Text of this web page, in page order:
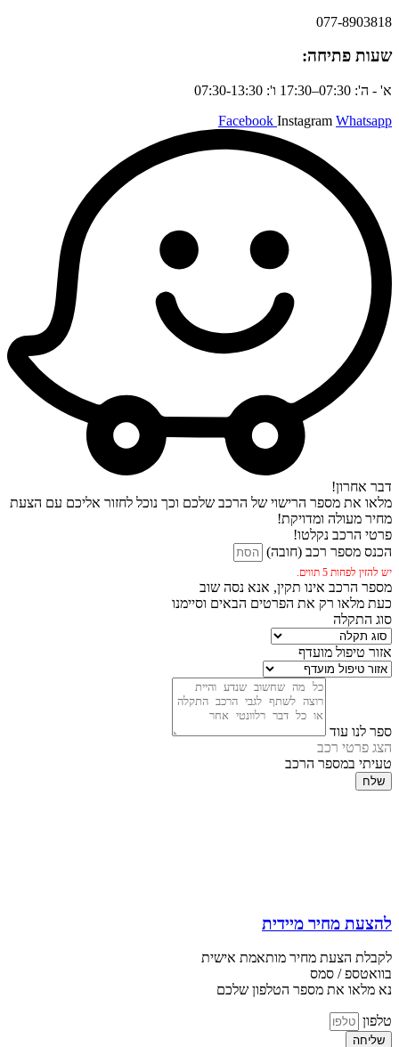
077-8903818
שעות פתיחה:
א' - ה': 07:30–17:30 ו': 07:30-13:30
Facebook Instagram Whatsapp
דבר אחרון!
מלאו את מספר הרישוי של הרכב שלכם וכך נוכל לחזור אליכם עם הצעת
מחיר מעולה ומדויקת!
פרטי הרכב נקלטו!
הכנס מספר רכב (חובה)
יש להזין לפחות 5 תווים.
מספר הרכב אינו תקין, אנא נסה שוב
כעת מלאו רק את הפרטים הבאים וסיימנו
סוג התקלה
אזור טיפול מועדף
ספר לנו עוד
הצג פרטי רכב
טעיתי במספר הרכב
שלח
להצעת מחיר מיידית
לקבלת הצעת מחיר מותאמת אישית
בוואטספ / סמס
נא מלאו את מספר הטלפון שלכם
טלפון
שליחה